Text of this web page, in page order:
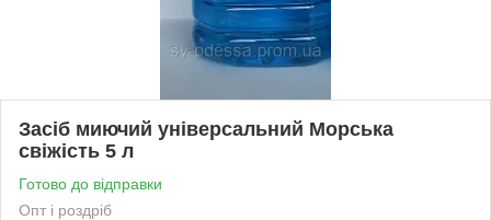
Засіб миючий універсальний Морська
свіжість 5 л
Готово до відправки
Опт і роздріб